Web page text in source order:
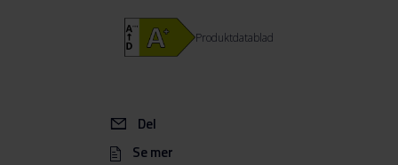
Del
Se mer
Produktdatablad